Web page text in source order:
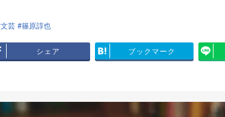
文芸 篠原諄也
シェア ブックマーク